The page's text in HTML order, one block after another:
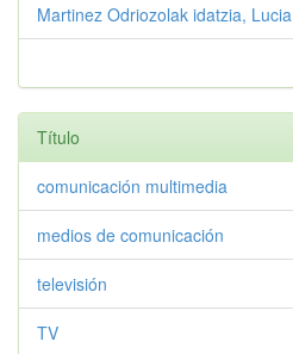
Martinez Odriozolak idatzia, Lucia
Título
comunicación multimedia
medios de comunicación
televisión
TV